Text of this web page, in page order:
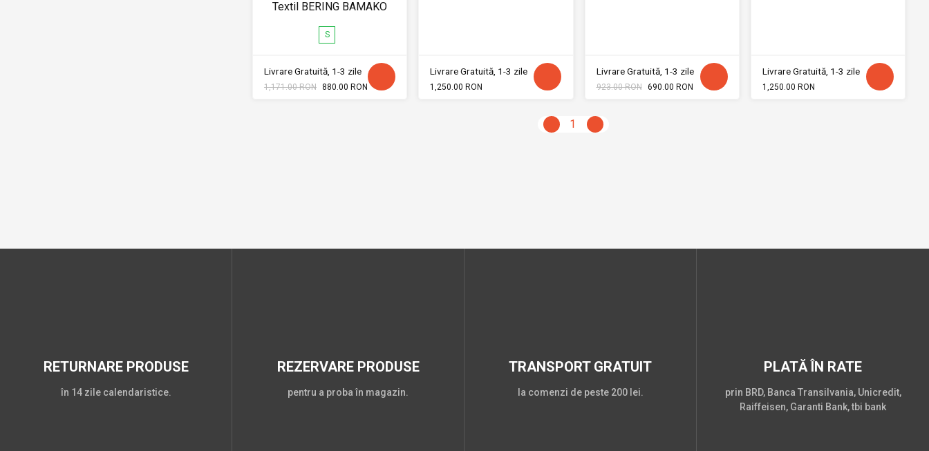
Textil BERING BAMAKO
S
Livrare Gratuită, 1-3 zile
1,171.00 RON 880.00 RON
Livrare Gratuită, 1-3 zile
1,250.00 RON
Livrare Gratuită, 1-3 zile
923.00 RON 690.00 RON
Livrare Gratuită, 1-3 zile
1,250.00 RON
1
RETURNARE PRODUSE
în 14 zile calendaristice.
REZERVARE PRODUSE
pentru a proba în magazin.
TRANSPORT GRATUIT
la comenzi de peste 200 lei.
PLATĂ ÎN RATE
prin BRD, Banca Transilvania, Unicredit,
Raiffeisen, Garanti Bank, tbi bank